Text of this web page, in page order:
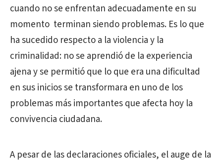
cuando no se enfrentan adecuadamente en su
momento terminan siendo problemas. Es lo que
ha sucedido respecto a la violencia y la
criminalidad: no se aprendió de la experiencia
ajena y se permitió que lo que era una dificultad
en sus inicios se transformara en uno de los
problemas más importantes que afecta hoy la
convivencia ciudadana.
A pesar de las declaraciones oficiales, el auge de la